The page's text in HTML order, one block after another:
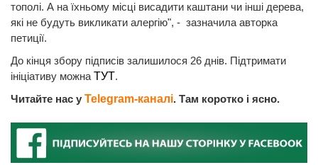
тополі. А на їхньому місці висадити каштани чи інші дерева,
які не будуть викликати алергію", - зазначила авторка
петиції.
До кінця збору підписів залишилося 26 днів. Підтримати
ініціативу можна ТУТ.
Читайте нас у Telegram-каналі. Там коротко і ясно.